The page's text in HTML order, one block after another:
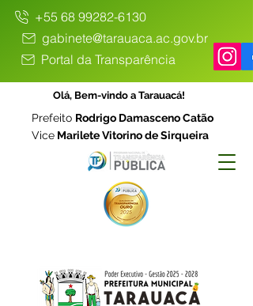
+55 68 99282-6130
gabinete@tarauaca.ac.gov.br
Portal da Transparência
Olá, Bem-vindo a Tarauacá!
Prefeito Rodrigo Damasceno Catão
Vice Marilete Vitorino de Sirqueira